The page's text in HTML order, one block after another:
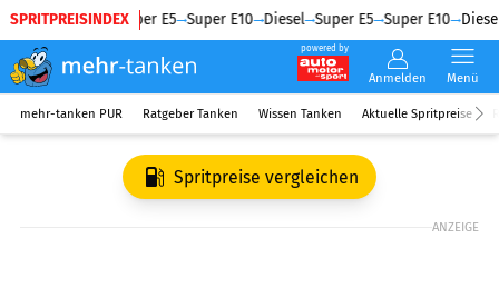
SPRITPREISINDEX
Diesel Super E5 Super E10 Diesel Super E5 Super E10 Diesel
powered by
Anmelden Menü
mehr-tanken PUR Ratgeber Tanken Wissen Tanken Aktuelle Spritpreise
Spritpreise vergleichen
ANZEIGE